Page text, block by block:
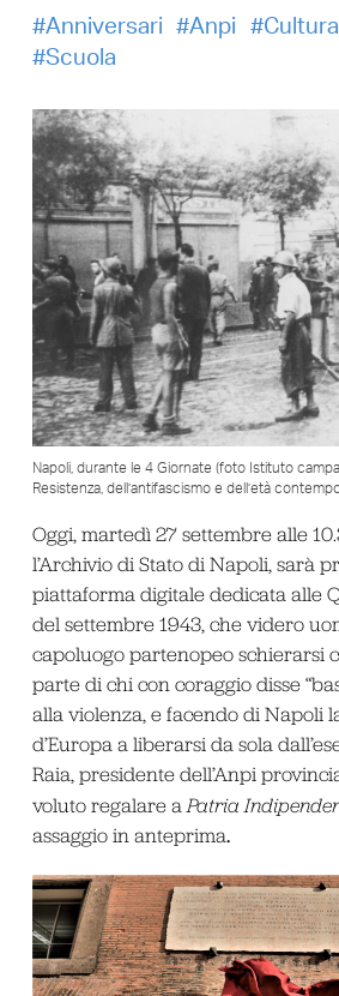
Anniversari
Anpi Cultura
Scuola
Napoli, durante le 4 Giornate (foto Istituto
Resistenza, dell’antifascismo e dell’età
Oggi, martedì 27 settembre alle
l’Archivio di Stato di Napoli, sarà
piattaforma digitale dedicata alle
del settembre 1943, che videro
capoluogo partenopeo schierarsi
parte di chi con coraggio disse
alla violenza, e facendo di Napoli
d’Europa a liberarsi da sola
Raia, presidente dell’Anpi
voluto regalare a Patria
assaggio in anteprima.